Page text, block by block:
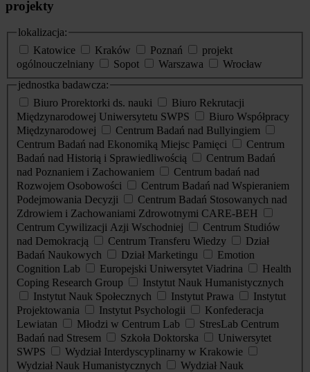
projekty
lokalizacja:
Katowice
Kraków Poznań
projekt
ogólnouczelniany
Sopot Warszawa
Wrocław
jednostka badawcza:
Biuro Prorektorki ds. nauki
Biuro Rekrutacji
Międzynarodowej Uniwersytetu SWPS
Biuro Współpracy
Międzynarodowej
Centrum Badań nad Bullyingiem
Centrum Badań nad Ekonomiką Miejsc Pamięci
Centrum
Badań nad Historią i Sprawiedliwością
Centrum Badań
nad Poznaniem i Zachowaniem
Centrum badań nad
Rozwojem Osobowości
Centrum Badań nad Wspieraniem
Podejmowania Decyzji
Centrum Badań Stosowanych nad
Zdrowiem i Zachowaniami Zdrowotnymi CARE-BEH
Centrum Cywilizacji Azji Wschodniej
Centrum Studiów
nad Demokracją
Centrum Transferu Wiedzy
Dział
Badań Naukowych
Dział Marketingu
Emotion
Cognition Lab
Europejski Uniwersytet Viadrina
Health
Coping Research Group
Instytut Nauk Humanistycznych
Instytut Nauk Społecznych
Instytut Prawa
Instytut
Projektowania
Instytut Psychologii
Konfederacja
Lewiatan
Młodzi w Centrum Lab
StresLab Centrum
Badań nad Stresem
Szkoła Doktorska
Uniwersytet
SWPS
Wydział Interdyscyplinarny w Krakowie
Wydział Nauk Humanistycznych
Wydział Nauk